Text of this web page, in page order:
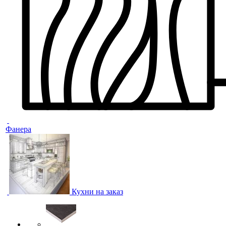
Фанера
Кухни на заказ